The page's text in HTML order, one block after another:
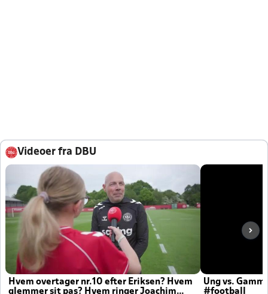
Videoer fra DBU
Hvem overtager nr.10 efter Eriksen? Hvem
glemmer sit pas? Hvem ringer Joachim
Ung vs.
#football